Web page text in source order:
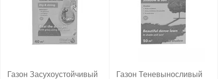
Газон Засухоустойчивый
Газон Теневыносливый